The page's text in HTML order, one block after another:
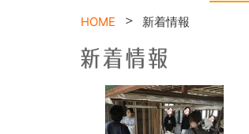
HOME 新着情報